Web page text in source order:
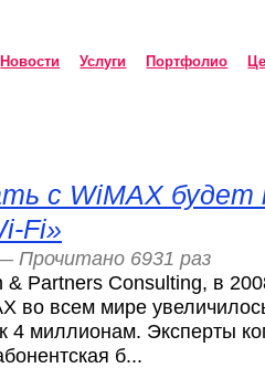
Новости Услуги Портфолио
с WiMAX будет
Fi»
Прочитано 6931 раз
Partners Consulting, в
во всем мире
4 миллионам. Эксперты
б...